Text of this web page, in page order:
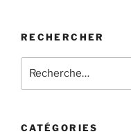
RECHERCHER
pour
CATÉGORIES